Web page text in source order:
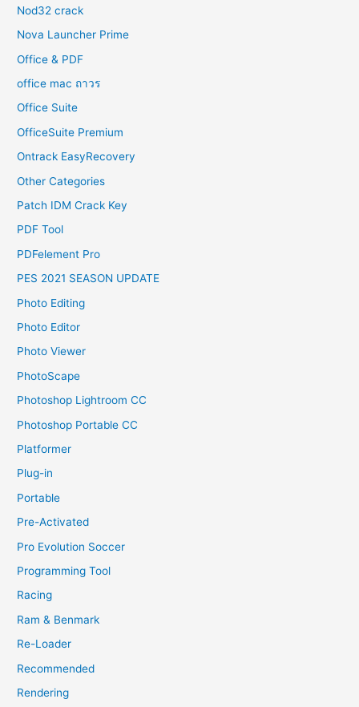
Nod32 crack
Nova Launcher Prime
Office & PDF
office mac ถาวร
Office Suite
OfficeSuite Premium
Ontrack EasyRecovery
Other Categories
Patch IDM Crack Key
PDF Tool
PDFelement Pro
PES 2021 SEASON UPDATE
Photo Editing
Photo Editor
Photo Viewer
PhotoScape
Photoshop Lightroom CC
Photoshop Portable CC
Platformer
Plug-in
Portable
Pre-Activated
Pro Evolution Soccer
Programming Tool
Racing
Ram & Benmark
Re-Loader
Recommended
Rendering